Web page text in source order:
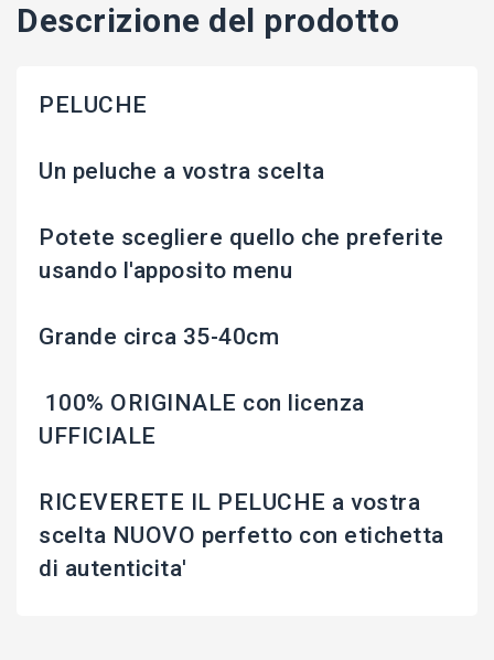
Descrizione del prodotto
PELUCHE
Un peluche a vostra scelta
Potete scegliere quello che preferite
usando l'apposito menu
Grande circa 35-40cm
100% ORIGINALE con licenza
UFFICIALE
RICEVERETE IL PELUCHE a vostra
scelta NUOVO perfetto con etichetta
di autenticita'